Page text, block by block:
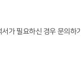
서가 필요하신 경우 문의하